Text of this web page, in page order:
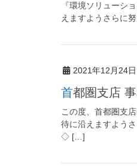
『環境ソリューシ
えますようさらに
2021年12月24日
首都圏支店
この度、首都圏支
待に沿えますよう
◇ […]